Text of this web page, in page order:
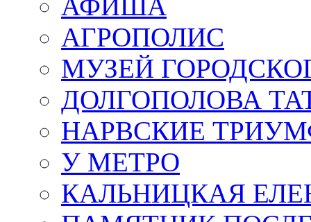
АФИША
АГРОПОЛИС
МУЗЕЙ
ДОЛГОПОЛОВА
НАРВСКИЕ
У МЕТРО
КАЛЬНИЦКАЯ